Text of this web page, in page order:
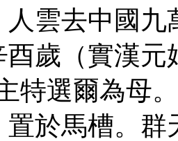
人雲去中國
酉歲（實漢
特選爾為母
置於馬槽。